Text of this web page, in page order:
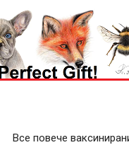
Все повече